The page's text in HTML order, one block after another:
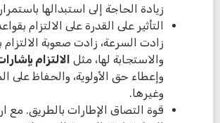
زيادة الحاجة إلى استبدالها
التأثير على القدرة على الالتزام
زادت السرعة، زادت صعوبة الالتزام
والاستجابة لها، مثل الالتزام
وإعطاء حق الأولوية، والحفاظ على
وغيرها.
قوة التصاق الإطارات بالطريق. مع